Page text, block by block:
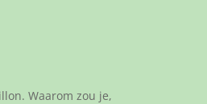
Waarom zou je,